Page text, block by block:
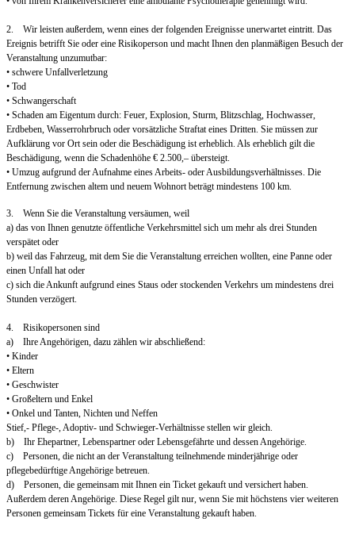
2. Wir leisten außerdem, wenn eines der folgenden Ereignisse unerwartet eintritt. Das
Ereignis betrifft Sie oder eine Risikoperson und macht Ihnen den planmäßigen Besuch der
Veranstaltung unzumutbar:
• schwere Unfallverletzung
• Tod
• Schwangerschaft
• Schaden am Eigentum durch: Feuer, Explosion, Sturm, Blitzschlag, Hochwasser,
Erdbeben, Wasserrohrbruch oder vorsätzliche Straftat eines Dritten. Sie müssen zur
Aufklärung vor Ort sein oder die Beschädigung ist erheblich. Als erheblich gilt die
Beschädigung, wenn die Schadenhöhe € 2.500,– übersteigt.
• Umzug aufgrund der Aufnahme eines Arbeits- oder Ausbildungsverhältnisses. Die
Entfernung zwischen altem und neuem Wohnort beträgt mindestens 100 km.
3. Wenn Sie die Veranstaltung versäumen, weil
a) das von Ihnen genutzte öffentliche Verkehrsmittel sich um mehr als drei Stunden
verspätet oder
b) weil das Fahrzeug, mit dem Sie die Veranstaltung erreichen wollten, eine Panne oder
einen Unfall hat oder
c) sich die Ankunft aufgrund eines Staus oder stockenden Verkehrs um mindestens drei
Stunden verzögert.
4. Risikopersonen sind
a) Ihre Angehörigen, dazu zählen wir abschließend:
• Kinder
• Eltern
• Geschwister
• Großeltern und Enkel
• Onkel und Tanten, Nichten und Neffen
Stief,- Pflege-, Adoptiv- und Schwieger-Verhältnisse stellen wir gleich.
b) Ihr Ehepartner, Lebenspartner oder Lebensgefährte und dessen Angehörige.
c) Personen, die nicht an der Veranstaltung teilnehmende minderjährige oder
pflegebedürftige Angehörige betreuen.
d) Personen, die gemeinsam mit Ihnen ein Ticket gekauft und versichert haben.
Außerdem deren Angehörige. Diese Regel gilt nur, wenn Sie mit höchstens vier weiteren
Personen gemeinsam Tickets für eine Veranstaltung gekauft haben.